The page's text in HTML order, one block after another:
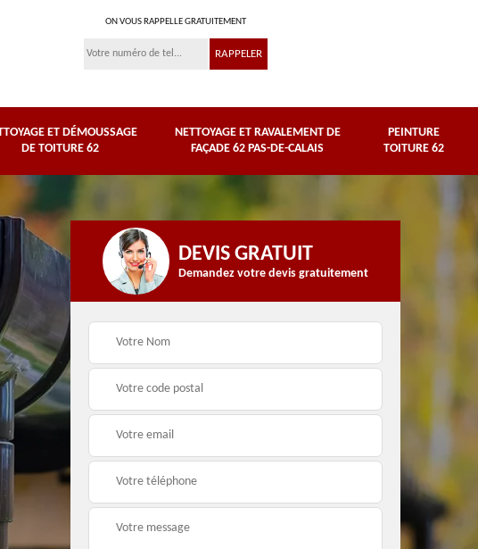
ON VOUS RAPPELLE GRATUITEMENT
ET DÉMOUSSAGE
DE TOITURE 62
NETTOYAGE ET RAVALEMENT DE
FAÇADE 62 PAS-DE-CALAIS
PEINTURE
TOITURE 62
et
de
62
62 Pas-de-Calais
DEVIS GRATUIT
Demandez votre devis gratuitement